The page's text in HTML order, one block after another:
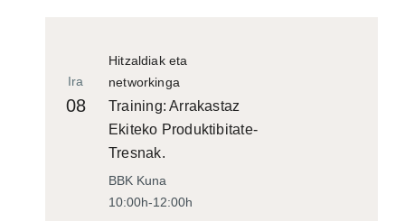
Hitzaldiak eta
networkinga
Ira
08
Training: Arrakastaz
Ekiteko Produktibitate-
Tresnak.
BBK Kuna
10:00h-12:00h